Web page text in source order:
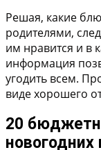
Решая, какие
родителями,
им нравится и в
информация
угодить всем.
виде хорошего
20
новогодних